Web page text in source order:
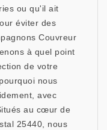
ou qu'il ait
éviter des
Couvreur
à quel point
de votre
nous
avec
au cœur de
25440, nous